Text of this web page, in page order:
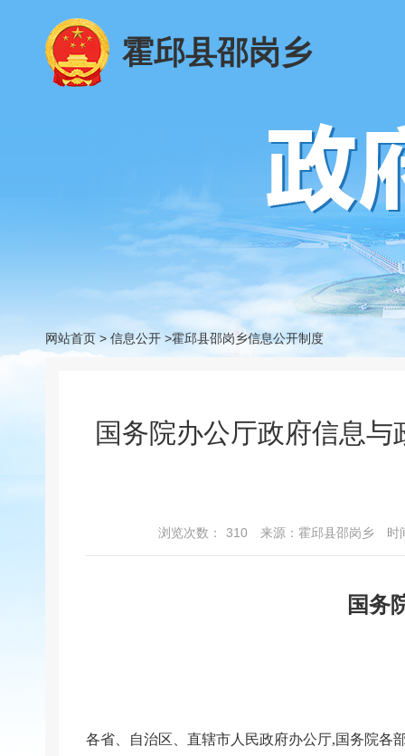
霍邱县邵岗乡
网站首页 > 信息公开 >霍邱县邵岗乡信息公开制度
国务院办公厅政府信息
浏览次数： 310 来源：霍邱县邵岗乡 时
国务
各省、自治区、直辖市人民政府办公厅,国务院各